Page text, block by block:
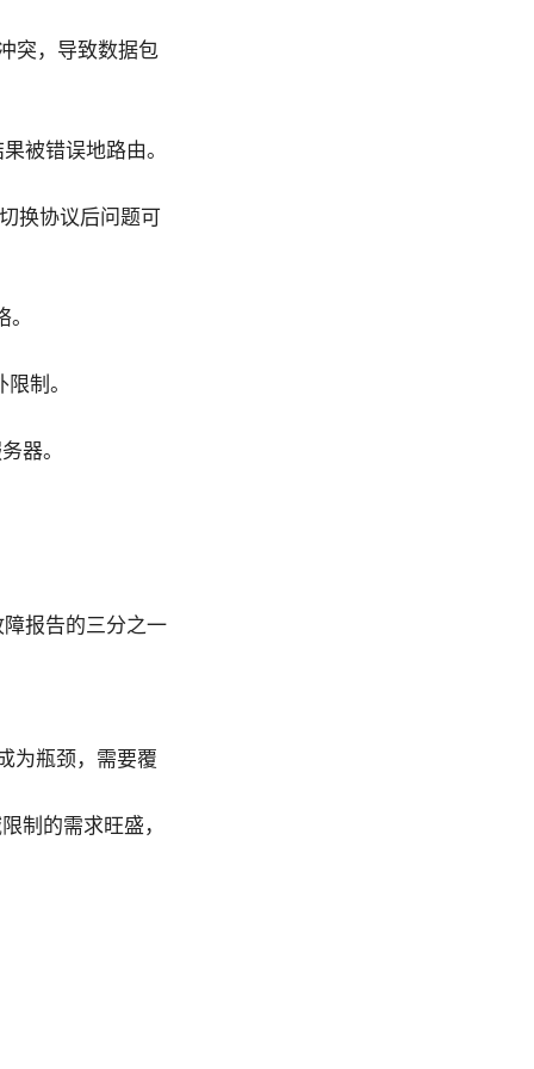
突，导致数据包
被错误地路由。
换协议后问题可
制。
器。
报告的三分之一
为瓶颈，需要覆
制的需求旺盛，